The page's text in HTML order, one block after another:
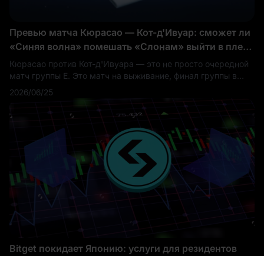
Превью матча Кюрасао — Кот-д'Ивуар: сможет ли
«Синяя волна» помешать «Слонам» выйти в плей-
офф Чемпионата мира 2026?
Кюрасао против Кот-д'Ивуара — это не просто очередной
матч группы E. Это матч на выживание, финал группы в
формате плей-офф и одна из самых эмоционально
насыщенных историй аутсайдера на групповом этапе
Чемпионата мира 2026. Для Кот-д'Ивуара задача проста:
Кюрасао уравнение куда драматичнее: победить, а затем
надеяться, что результат матча Германия против
Эквадора оставит дверь открытой.
2026/06/25
Bitget покидает Японию: услуги для резидентов